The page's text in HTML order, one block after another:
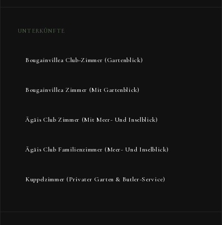
UNTERKÜNFTE
Bougainvillea Club-Zimmer (Gartenblick)
Bougainvillea Zimmer (Mit Gartenblick)
Ägäis Club Zimmer (mit Meer- Und Inselblick)
Ägäis Club Familienzimmer (Meer- Und Inselblick)
Kuppelzimmer (Privater Garten & Butler-Service)